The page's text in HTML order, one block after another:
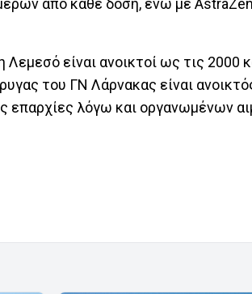
από κάθε δόση, ενώ με
είναι ανοικτοί ως τις 2000
του ΓΝ Λάρνακας είναι
επαρχίες λόγω και οργανωμένων